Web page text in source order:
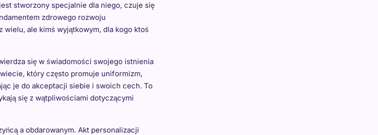
stworzony specjalnie dla niego, czuje się
zdrowego rozwoju
ale kimś wyjątkowym, dla kogo ktoś
się w świadomości swojego istnienia
który często promuje uniformizm,
je do akceptacji siebie i swoich cech. To
się z wątpliwościami dotyczącymi
a obdarowanym. Akt personalizacji